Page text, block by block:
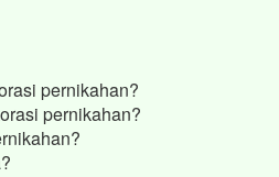
pernikahan?
pernikahan?